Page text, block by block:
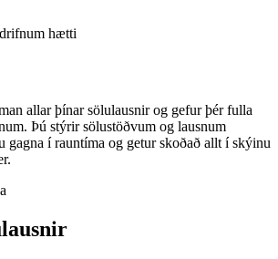
hætti
allar þínar sölulausnir og gefur þér fulla
Þú stýrir sölustöðvum og lausnum
gagna í rauntíma og getur skoðað allt í skýinu